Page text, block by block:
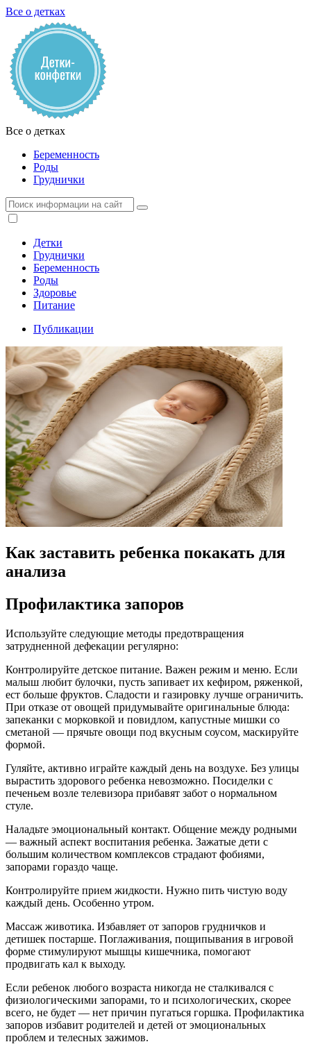
Все о детках
Все о детках
Беременность
Роды
Груднички
Детки
Груднички
Беременность
Роды
Здоровье
Питание
Публикации
Как заставить ребенка покакать для
анализа
Профилактика запоров
Используйте следующие методы предотвращения
затрудненной дефекации регулярно:
Контролируйте детское питание. Важен режим и меню. Если
малыш любит булочки, пусть запивает их кефиром, ряженкой,
ест больше фруктов. Сладости и газировку лучше ограничить.
При отказе от овощей придумывайте оригинальные блюда:
запеканки с морковкой и повидлом, капустные мишки со
сметаной — прячьте овощи под вкусным соусом, маскируйте
формой.
Гуляйте, активно играйте каждый день на воздухе. Без улицы
вырастить здорового ребенка невозможно. Посиделки с
печеньем возле телевизора прибавят забот о нормальном
стуле.
Наладьте эмоциональный контакт. Общение между родными
— важный аспект воспитания ребенка. Зажатые дети с
большим количеством комплексов страдают фобиями,
запорами гораздо чаще.
Контролируйте прием жидкости. Нужно пить чистую воду
каждый день. Особенно утром.
Массаж животика. Избавляет от запоров грудничков и
детишек постарше. Поглаживания, пощипывания в игровой
форме стимулируют мышцы кишечника, помогают
продвигать кал к выходу.
Если ребенок любого возраста никогда не сталкивался с
физиологическими запорами, то и психологических, скорее
всего, не будет — нет причин пугаться горшка. Профилактика
запоров избавит родителей и детей от эмоциональных
проблем и телесных зажимов.